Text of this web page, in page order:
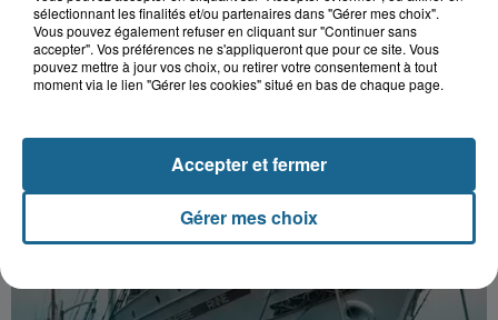
sélectionnant les finalités et/ou partenaires dans "Gérer mes choix".
Vous pouvez également refuser en cliquant sur "Continuer sans
accepter". Vos préférences ne s'appliqueront que pour ce site. Vous
pouvez mettre à jour vos choix, ou retirer votre consentement à tout
moment via le lien "Gérer les cookies" situé en bas de chaque page.
Gérer mes choix
Accepter et fermer